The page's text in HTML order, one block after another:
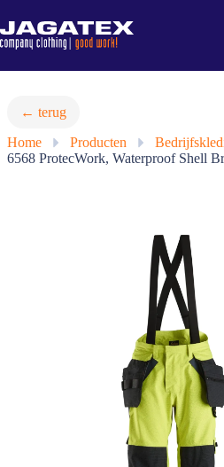
naar
de
inhoud
← terug
Home
» Producten »
6568 ProtecWork, Waterproof Shell